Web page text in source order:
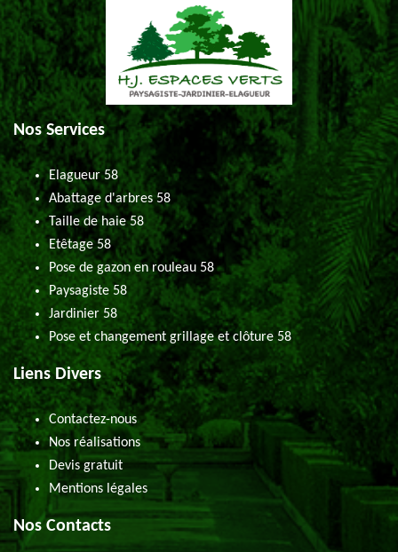
Nos Services
Elagueur 58
Abattage d'arbres 58
Taille de haie 58
Etêtage 58
Pose de gazon en rouleau 58
Paysagiste 58
Jardinier 58
Pose et changement grillage et clôture 58
Liens Divers
Contactez-nous
Nos réalisations
Devis gratuit
Mentions légales
Nos Contacts